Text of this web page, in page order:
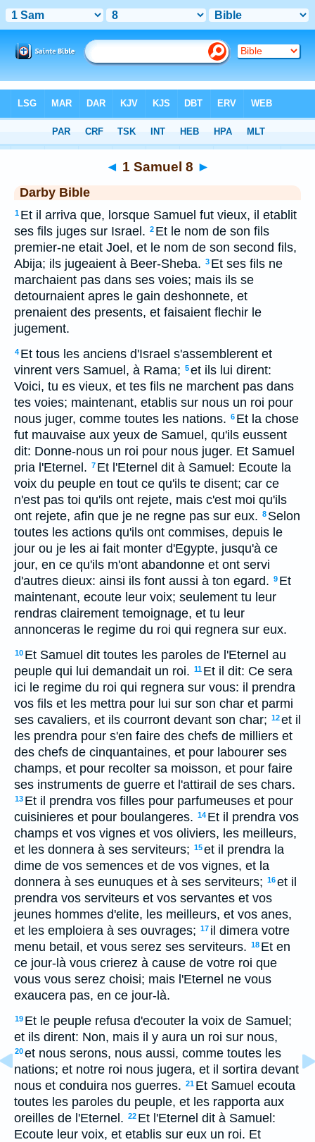
> 1 Samuel 8
◄ 1 Samuel 8 ►
Darby Bible
1 Et il arriva que, lorsque Samuel fut vieux, il etablit
ses fils juges sur Israel. 2 Et le nom de son fils
premier-ne etait Joel, et le nom de son second fils,
Abija; ils jugeaient à Beer-Sheba. 3 Et ses fils ne
marchaient pas dans ses voies; mais ils se
detournaient apres le gain deshonnete, et
prenaient des presents, et faisaient flechir le
jugement.
4 Et tous les anciens d'Israel s'assemblerent et
vinrent vers Samuel, à Rama; 5et ils lui dirent:
Voici, tu es vieux, et tes fils ne marchent pas dans
tes voies; maintenant, etablis sur nous un roi pour
nous juger, comme toutes les nations. 6 Et la chose
fut mauvaise aux yeux de Samuel, qu'ils eussent
dit: Donne-nous un roi pour nous juger. Et Samuel
pria l'Eternel. 7 Et l'Eternel dit à Samuel: Ecoute la
voix du peuple en tout ce qu'ils te disent; car ce
n'est pas toi qu'ils ont rejete, mais c'est moi qu'ils
ont rejete, afin que je ne regne pas sur eux. 8 Selon
toutes les actions qu'ils ont commises, depuis le
jour ou je les ai fait monter d'Egypte, jusqu'à ce
jour, en ce qu'ils m'ont abandonne et ont servi
d'autres dieux: ainsi ils font aussi à ton egard. 9 Et
maintenant, ecoute leur voix; seulement tu leur
rendras clairement temoignage, et tu leur
annonceras le regime du roi qui regnera sur eux.
10 Et Samuel dit toutes les paroles de l'Eternel au
peuple qui lui demandait un roi. 11 Et il dit: Ce sera
ici le regime du roi qui regnera sur vous: il prendra
vos fils et les mettra pour lui sur son char et parmi
ses cavaliers, et ils courront devant son char; 12et il
les prendra pour s'en faire des chefs de milliers et
des chefs de cinquantaines, et pour labourer ses
champs, et pour recolter sa moisson, et pour faire
ses instruments de guerre et l'attirail de ses chars.
13 Et il prendra vos filles pour parfumeuses et pour
cuisinieres et pour boulangeres. 14 Et il prendra vos
champs et vos vignes et vos oliviers, les meilleurs,
et les donnera à ses serviteurs; 15et il prendra la
dime de vos semences et de vos vignes, et la
donnera à ses eunuques et à ses serviteurs; 16et il
prendra vos serviteurs et vos servantes et vos
jeunes hommes d'elite, les meilleurs, et vos anes,
et les emploiera à ses ouvrages; 17 il dimera votre
menu betail, et vous serez ses serviteurs. 18 Et en
ce jour-là vous crierez à cause de votre roi que
vous vous serez choisi; mais l'Eternel ne vous
exaucera pas, en ce jour-là.
19 Et le peuple refusa d'ecouter la voix de Samuel;
et ils dirent: Non, mais il y aura un roi sur nous,
20et nous serons, nous aussi, comme toutes les
nations; et notre roi nous jugera, et il sortira devant
nous et conduira nos guerres. 21 Et Samuel ecouta
toutes les paroles du peuple, et les rapporta aux
oreilles de l'Eternel. 22 Et l'Eternel dit à Samuel:
Ecoute leur voix, et etablis sur eux un roi. Et